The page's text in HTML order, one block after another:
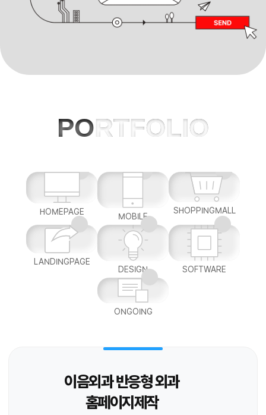
PORTFOLIO
HOMEPAGE MOBILE
SHOPPINGMALL
LANDINGPAGE
DESIGN
SOFTWARE
ONGOING
이음외과 반응형 외과
홈페이지제작